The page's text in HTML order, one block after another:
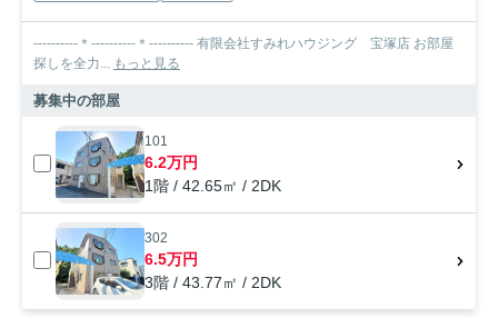
----------＊----------＊---------- 有限会社すみれハウジング 宝塚店 お部屋
探しを全力...
もっと見る
募集中の部屋
101
6.2万円
1階 / 42.65㎡ / 2DK
302
6.5万円
3階 / 43.77㎡ / 2DK